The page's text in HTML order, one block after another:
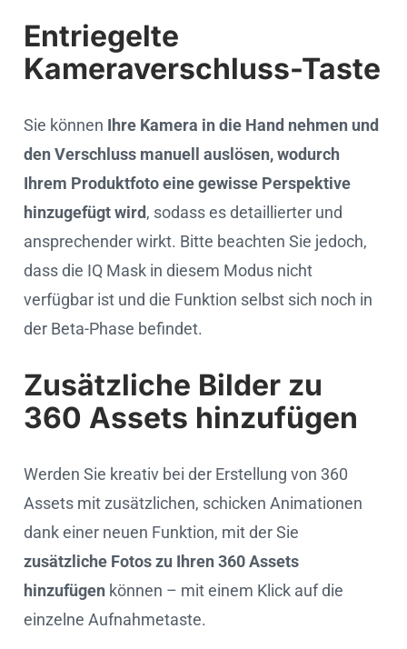
Entriegelte
Kameraverschluss-Taste
Sie können Ihre Kamera in die Hand nehmen und
den Verschluss manuell auslösen, wodurch
Ihrem Produktfoto eine gewisse Perspektive
hinzugefügt wird, sodass es detaillierter und
ansprechender wirkt. Bitte beachten Sie jedoch,
dass die IQ Mask in diesem Modus nicht
verfügbar ist und die Funktion selbst sich noch in
der Beta-Phase befindet.
Zusätzliche Bilder zu
360 Assets hinzufügen
Werden Sie kreativ bei der Erstellung von 360
Assets mit zusätzlichen, schicken Animationen
dank einer neuen Funktion, mit der Sie
zusätzliche Fotos zu Ihren 360 Assets
hinzufügen können – mit einem Klick auf die
einzelne Aufnahmetaste.